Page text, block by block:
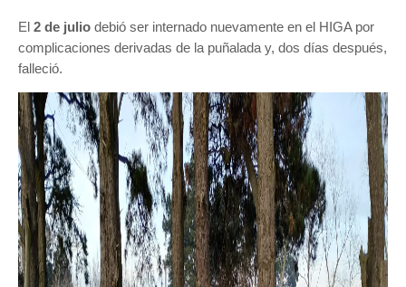
El 2 de julio debió ser internado nuevamente en el HIGA por
complicaciones derivadas de la puñalada y, dos días después,
falleció.